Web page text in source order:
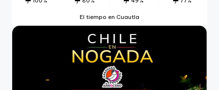
El tiempo en Cuautla